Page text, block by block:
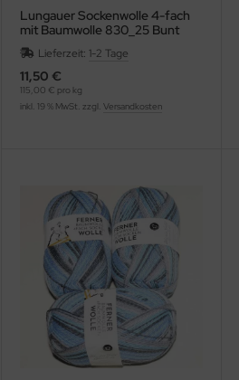
Lungauer Sockenwolle 4-fach
mit Baumwolle 830_25 Bunt
Frühling
Lieferzeit: 1-2 Tage
11,50 €
115,00 € pro kg
inkl. 19 % MwSt. zzgl. Versandkosten